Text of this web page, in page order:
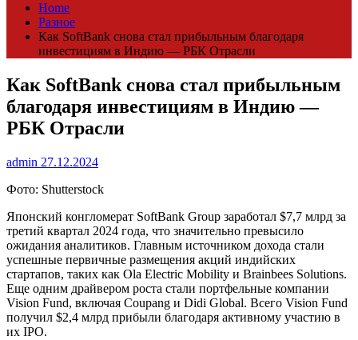
Home
Разное
Как SoftBank снова стал прибыльным благодаря
инвестициям в Индию — РБК Отрасли
Как SoftBank снова стал прибыльным
благодаря инвестициям в Индию —
РБК Отрасли
admin 27.12.2024
Фото: Shutterstock
Японский конгломерат SoftBank Group заработал $7,7 млрд за
третий квартал 2024 года, что значительно превысило
ожидания аналитиков. Главным источником дохода стали
успешные первичные размещения акций индийских
стартапов, таких как Ola Electric Mobility и Brainbees Solutions.
Еще одним драйвером роста стали портфельные компании
Vision Fund, включая Coupang и Didi Global. Всего Vision Fund
получил $2,4 млрд прибыли благодаря активному участию в
их IPO.